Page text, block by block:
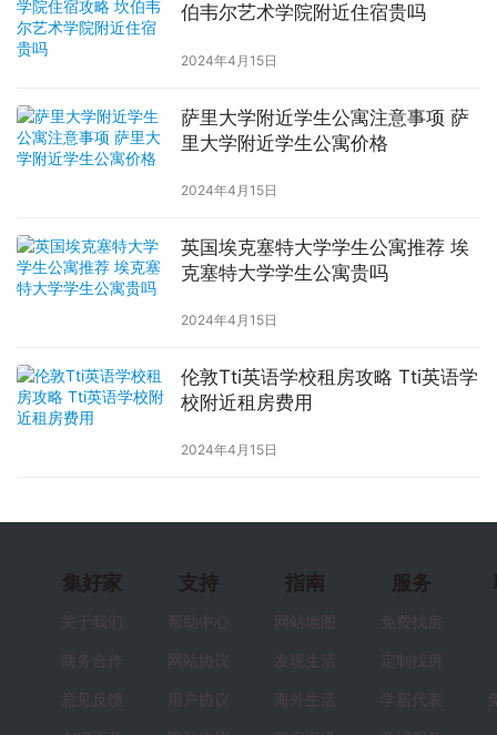
伯韦尔艺术学院附近住宿贵吗
2024年4月15日
萨里大学附近学生公寓注意事项 萨
里大学附近学生公寓价格
2024年4月15日
英国埃克塞特大学学生公寓推荐 埃
克塞特大学学生公寓贵吗
2024年4月15日
伦敦Tti英语学校租房攻略 Tti英语学
校附近租房费用
2024年4月15日
集好家
关于我们
商务合作
意见反馈
支持
帮助中心
网站协议
用户协议
指南
网站地图
发现生活
海外生活
服务
免费找房
定制找房
学居代表